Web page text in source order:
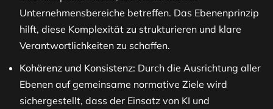
Unternehmensbereiche betreffen. Das Ebenenprinzip
hilft, diese Komplexität zu strukturieren und klare
Verantwortlichkeiten zu schaffen.
Kohärenz und Konsistenz: Durch die Ausrichtung aller
Ebenen auf gemeinsame normative Ziele wird
sichergestellt, dass der Einsatz von KI und